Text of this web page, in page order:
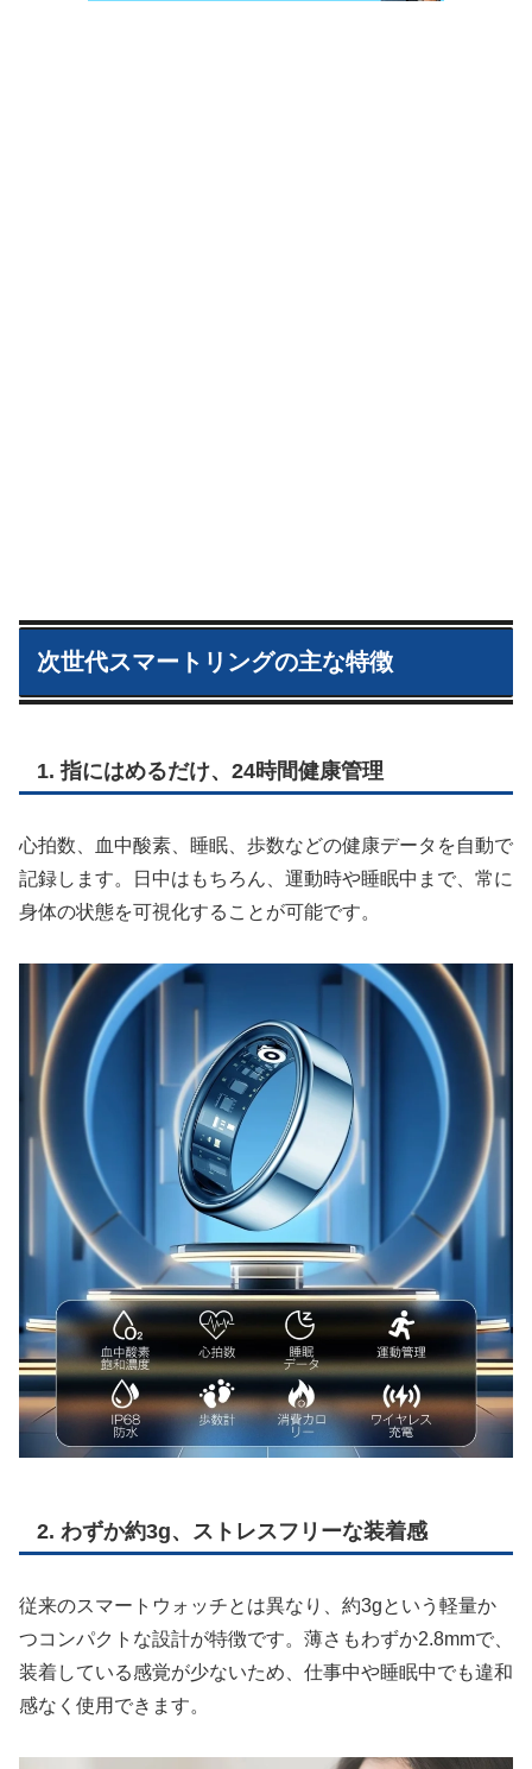
次世代スマートリングの主な特徴
1. 指にはめるだけ、24時間健康管理
心拍数、血中酸素、睡眠、歩数などの健康データを自動で
記録します。日中はもちろん、運動時や睡眠中まで、常に
身体の状態を可視化することが可能です。
2. わずか約3g、ストレスフリーな装着感
従来のスマートウォッチとは異なり、約3gという軽量か
つコンパクトな設計が特徴です。薄さもわずか2.8mmで、
装着している感覚が少ないため、仕事中や睡眠中でも違和
感なく使用できます。